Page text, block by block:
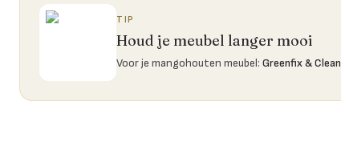
TIP
Houd je meubel langer mooi
Voor je mangohouten meubel: Greenfix &